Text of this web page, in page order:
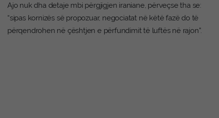
Ajo nuk dha detaje mbi përgjigjen iraniane, përveçse tha se:
“sipas kornizës së propozuar, negociatat në këtë fazë do të
përqendrohen në çështjen e përfundimit të luftës në rajon”.